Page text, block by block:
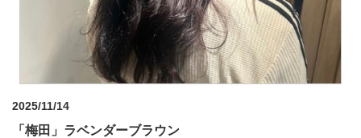
2025/11/14
「梅田」ラベンダーブラウン